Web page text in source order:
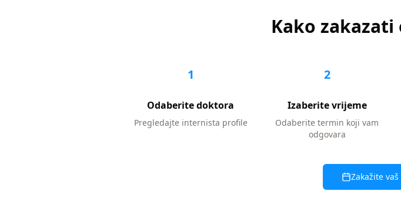
Kako
1
Odaberite doktora
Pregledajte internista profile
2
Izaberite vrijeme
Odaberite termin koji vam
odgovara
Zakažite